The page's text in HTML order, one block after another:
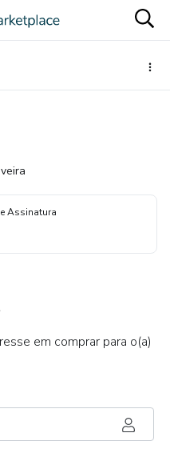
Assinatura
em comprar para o(a)